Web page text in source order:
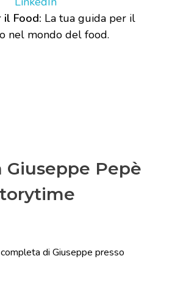
il Food: La tua guida per il
nel mondo del food.
Giuseppe Pepè
di Giuseppe presso